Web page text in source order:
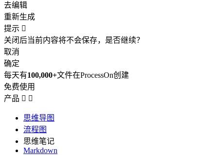
去编辑
重新生成
提示 
关闭后当前内容将不会保存，是否继续？
取消
确定
每天有100,000+文件在ProcessOn创建
免费使用
产品  
思维导图
流程图
思维笔记
Markdown